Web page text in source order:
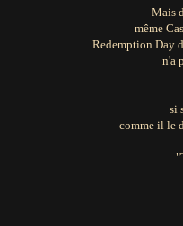
Mais
même
Redemption Day
n'a
si
comme il le